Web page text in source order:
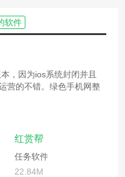
软件
，因为ios系统封闭并且
营的不错。绿色手机网整
红赏帮
任务软件
22.84M